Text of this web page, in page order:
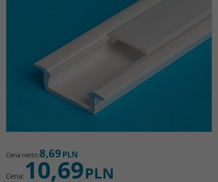
Cena netto:8,69PLN
Cena: 10,69PLN